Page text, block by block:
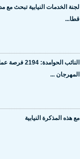
لجنة الخدمات النيابية تبحث مع
قطا...
النائب
المهرجان ...
مع هذه المذكرة النيابية